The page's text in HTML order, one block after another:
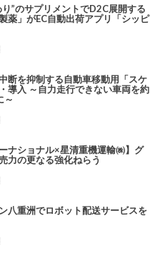
”のサプリメントでD2C展開する
薬」がEC自動出荷アプリ「シッピ
断を抑制する自動車移動用「スケ
導入 ～自力走行できない車両を約
～
ナショナル×星清重機運輸㈱】グ
力の更なる強化ねらう
八重洲でロボット配送サービスを